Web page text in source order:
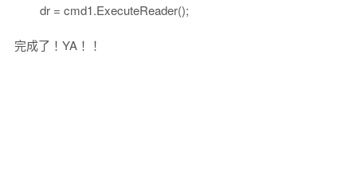
dr = cmd1.ExecuteReader();
完成了！YA！！